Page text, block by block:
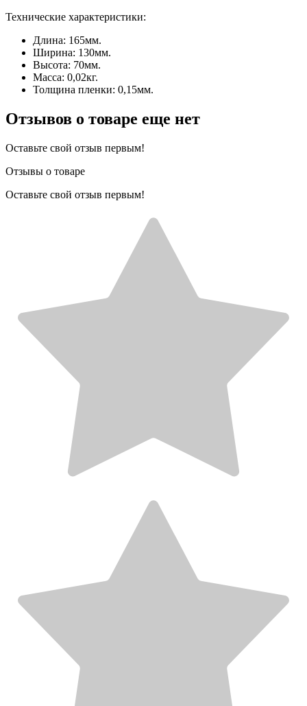
Технические характеристики:
Длина: 165мм.
Ширина: 130мм.
Высота: 70мм.
Масса: 0,02кг.
Толщина пленки: 0,15мм.
Отзывов о товаре еще нет
Оставьте свой отзыв первым!
Отзывы о товаре
Оставьте свой отзыв первым!